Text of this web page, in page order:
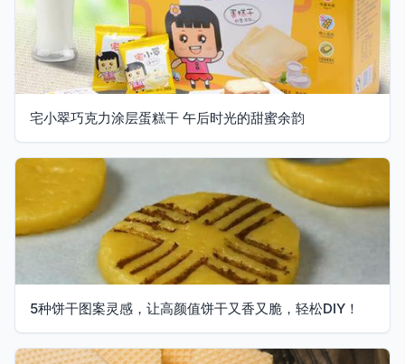
宅小翠巧克力涂层蛋糕干 午后时光的甜蜜余韵
5种饼干图案灵感，让高颜值饼干又香又脆，轻松DIY！